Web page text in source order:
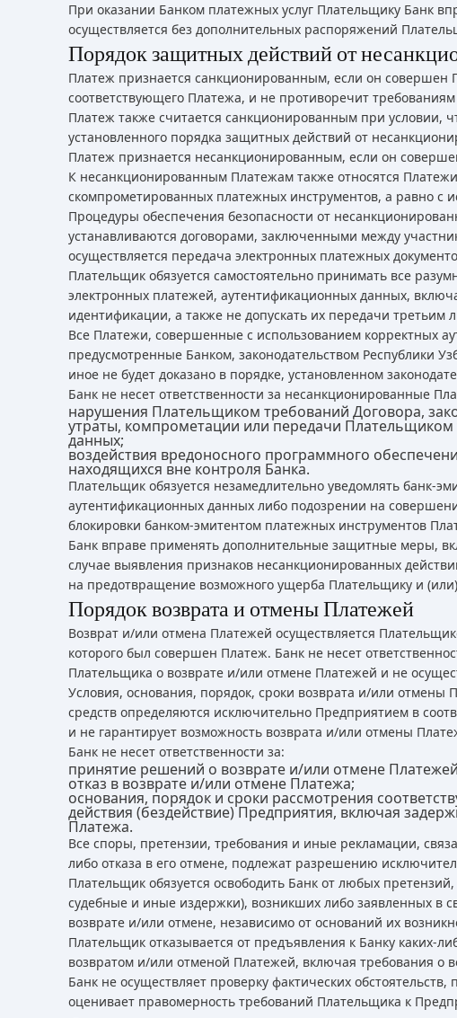
При оказании Банком платежных услуг Плательщику Банк
осуществляется без дополнительных распоряжений
Порядок защитных действий от
Платеж признается санкционированным, если он
соответствующего Платежа, и не противоречит требованиям
Платеж также считается санкционированным при
установленного порядка защитных действий от
Платеж признается несанкционированным, если он
К несанкционированным Платежам также относятся
скомпрометированных платежных инструментов, а равно с
Процедуры обеспечения безопасности от
устанавливаются договорами, заключенными между
осуществляется передача электронных платежных
Плательщик обязуется самостоятельно принимать все
электронных платежей, аутентификационных данных,
идентификации, а также не допускать их передачи третьим
Все Платежи, совершенные с использованием корректных
предусмотренные Банком, законодательством Республики
иное не будет доказано в порядке, установленном
Банк не несет ответственности за несанкционированные
нарушения Плательщиком требований Договора,
утраты, компрометации или передачи
данных;
воздействия вредоносного программного
находящихся вне контроля Банка.
Плательщик обязуется незамедлительно уведомлять банк-
аутентификационных данных либо подозрении на
блокировки банком-эмитентом платежных инструментов
Банк вправе применять дополнительные защитные меры,
случае выявления признаков несанкционированных
на предотвращение возможного ущерба Плательщику и
Порядок возврата и отмены Платежей
Возврат и/или отмена Платежей осуществляется
которого был совершен Платеж. Банк не несет
Плательщика о возврате и/или отмене Платежей и не
Условия, основания, порядок, сроки возврата и/или
средств определяются исключительно Предприятием в
и не гарантирует возможность возврата и/или отмены
Банк не несет ответственности за:
принятие решений о возврате и/или отмене
отказ в возврате и/или отмене Платежа;
основания, порядок и сроки рассмотрения
действия (бездействие) Предприятия, включая
Платежа.
Все споры, претензии, требования и иные рекламации,
либо отказа в его отмене, подлежат разрешению
Плательщик обязуется освободить Банк от любых
судебные и иные издержки), возникших либо заявленных в
возврате и/или отмене, независимо от оснований их
Плательщик отказывается от предъявления к Банку каких-
возвратом и/или отменой Платежей, включая требования о
Банк не осуществляет проверку фактических
оценивает правомерность требований Плательщика к